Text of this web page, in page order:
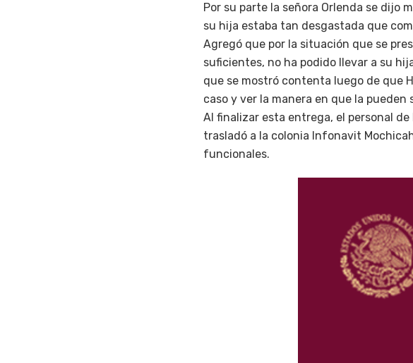
Por su parte la señora Orlenda se dijo
su hija estaba tan desgastada que
Agregó que por la situación que se
suficientes, no ha podido llevar a su
que se mostró contenta luego de que
caso y ver la manera en que la pueden
Al finalizar esta entrega, el personal
trasladó a la colonia Infonavit
funcionales.